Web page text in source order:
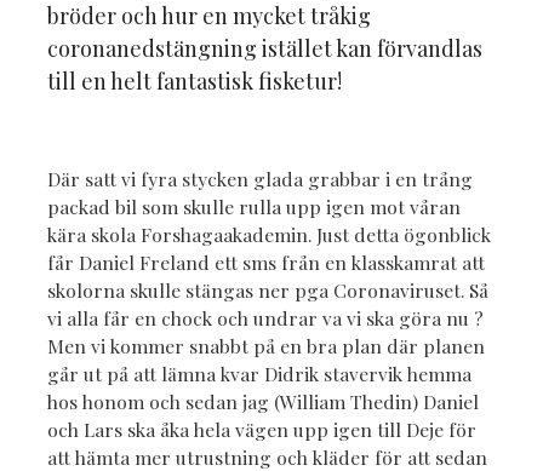
bröder och hur en mycket tråkig
coronanedstängning istället kan förvandlas
till en helt fantastisk fisketur!
Där satt vi fyra stycken glada grabbar i en trång
packad bil som skulle rulla upp igen mot våran
kära skola Forshagaakademin. Just detta ögonblick
får Daniel Freland ett sms från en klasskamrat att
skolorna skulle stängas ner pga Coronaviruset. Så
vi alla får en chock och undrar va vi ska göra nu ?
Men vi kommer snabbt på en bra plan där planen
går ut på att lämna kvar Didrik stavervik hemma
hos honom och sedan jag (William Thedin) Daniel
och Lars ska åka hela vägen upp igen till Deje för
att hämta mer utrustning och kläder för att sedan